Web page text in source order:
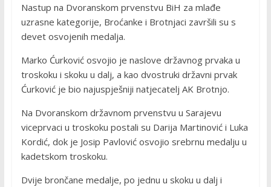
Nastup na Dvoranskom prvenstvu BiH za mlađe
uzrasne kategorije, Broćanke i Brotnjaci završili su s
devet osvojenih medalja.
Marko Ćurković osvojio je naslove državnog prvaka u
troskoku i skoku u dalj, a kao dvostruki državni prvak
Ćurković je bio najuspješniji natjecatelj AK Brotnjo.
Na Dvoranskom državnom prvenstvu u Sarajevu
viceprvaci u troskoku postali su Darija Martinović i Luka
Kordić, dok je Josip Pavlović osvojio srebrnu medalju u
kadetskom troskoku.
Dvije brončane medalje, po jednu u skoku u dalj i